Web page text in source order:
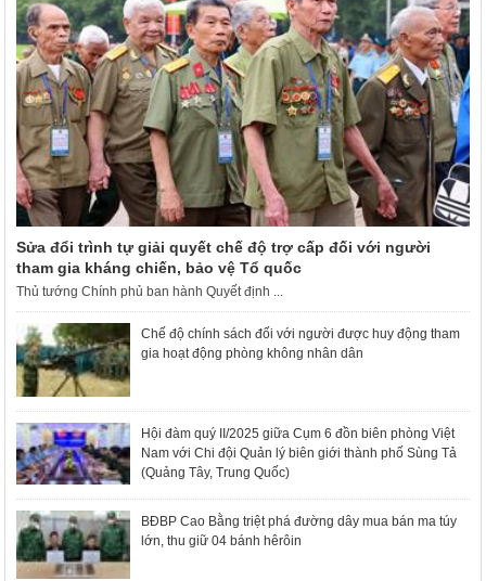
Sửa đổi trình tự giải quyết chế độ trợ cấp đối với người
tham gia kháng chiến, bảo vệ Tổ quốc
Thủ tướng Chính phủ ban hành Quyết định ...
Chế độ chính sách đối với người được huy động tham
gia hoạt động phòng không nhân dân
Hội đàm quý II/2025 giữa Cụm 6 đồn biên phòng Việt
Nam với Chi đội Quản lý biên giới thành phố Sùng Tả
(Quảng Tây, Trung Quốc)
BĐBP Cao Bằng triệt phá đường dây mua bán ma túy
lớn, thu giữ 04 bánh hêrôin